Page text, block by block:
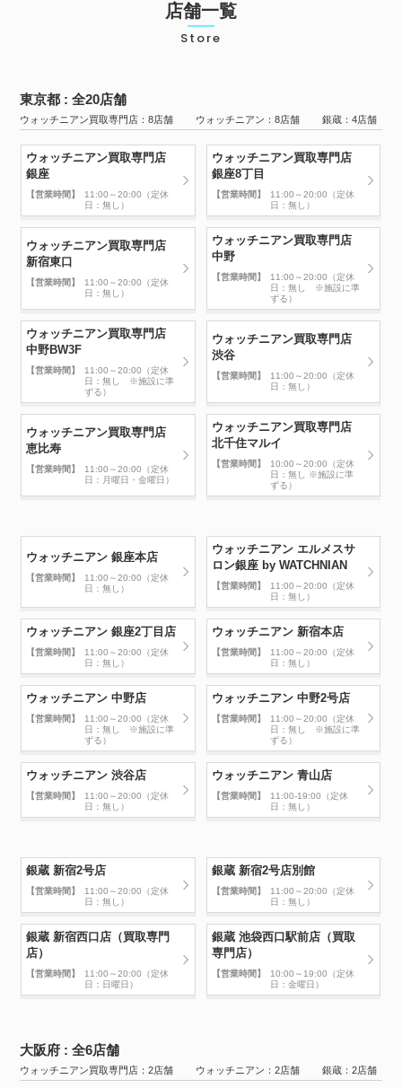
店舗一覧
Store
東京都 : 全20店舗
ウォッチニアン買取専門店：8店舗 ウォッチニアン：8店舗 銀蔵：4店舗
ウォッチニアン買取専門店
銀座
【営業時間】
11:00～20:00（定休
日：無し）
ウォッチニアン買取専門店
銀座8丁目
【営業時間】
11:00～20:00（定休
日：無し）
ウォッチニアン買取専門店
新宿東口
【営業時間】
11:00～20:00（定休
日：無し）
ウォッチニアン買取専門店
中野
【営業時間】
11:00～20:00（定休
日：無し ※施設に準
ずる）
ウォッチニアン買取専門店
中野BW3F
【営業時間】
11:00～20:00（定休
日：無し ※施設に準
ずる）
ウォッチニアン買取専門店
渋谷
【営業時間】
11:00～20:00（定休
日：無し）
ウォッチニアン買取専門店
恵比寿
【営業時間】
11:00～20:00（定休
日：月曜日・金曜日）
ウォッチニアン買取専門店
北千住マルイ
【営業時間】
10:00～20:00（定休
日：無し ※施設に準
ずる）
ウォッチニアン 銀座本店
【営業時間】
11:00～20:00（定休
日：無し）
ウォッチニアン エルメスサ
ロン銀座 by WATCHNIAN
【営業時間】
11:00～20:00（定休
日：無し）
ウォッチニアン 銀座2丁目店
【営業時間】
11:00～20:00（定休
日：無し）
ウォッチニアン 新宿本店
【営業時間】
11:00～20:00（定休
日：無し）
ウォッチニアン 中野店
【営業時間】
11:00～20:00（定休
日：無し ※施設に準
ずる）
ウォッチニアン 中野2号店
【営業時間】
11:00～20:00（定休
日：無し ※施設に準
ずる）
ウォッチニアン 渋谷店
【営業時間】
11:00～20:00（定休
日：無し）
ウォッチニアン 青山店
【営業時間】
11:00-19:00（定休
日：無し）
銀蔵 新宿2号店
【営業時間】
11:00～20:00（定休
日：無し）
銀蔵 新宿2号店別館
【営業時間】
11:00～20:00（定休
日：無し）
銀蔵 新宿西口店（買取専門
店）
【営業時間】
11:00～20:00（定休
日：日曜日）
銀蔵 池袋西口駅前店（買取
専門店）
【営業時間】
10:00～19:00（定休
日：金曜日）
大阪府 : 全6店舗
ウォッチニアン買取専門店：2店舗 ウォッチニアン：2店舗 銀蔵：2店舗